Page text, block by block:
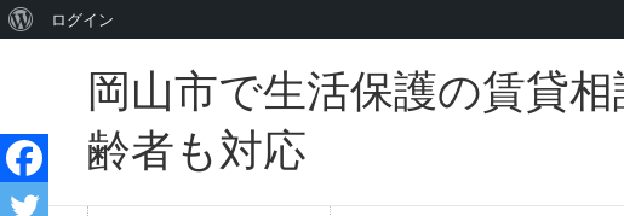
岡山市で生活保護の賃貸
齢者も対応
WordPress
い
て
ログイン